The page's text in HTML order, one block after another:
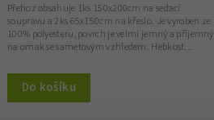
Do košíku
Přehoz obsahuje 1ks 150x200cm na sedací
soupravu a 2ks 65x150cm na křeslo. Je vyroben ze
100% polyesteru, povrch je velmi jemný a příjemný
na omak se sametovým vzhledem. Hebkost...